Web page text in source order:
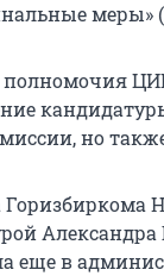
меры»
но
Александра
еще в